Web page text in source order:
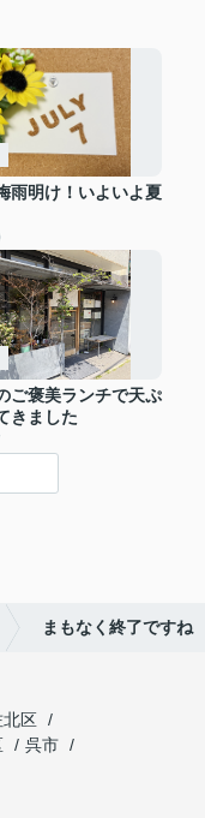
雨明け！いよいよ夏
ご褒美ランチで天ぷ
きました
まもなく終了ですね
北区
呉市